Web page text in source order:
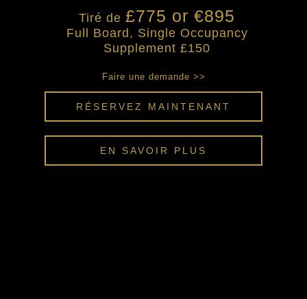
Tiré de £775 or €895
Full Board, Single Occupancy
Supplement £150
Faire une demande >>
RÉSERVEZ MAINTENANT
EN SAVOIR PLUS